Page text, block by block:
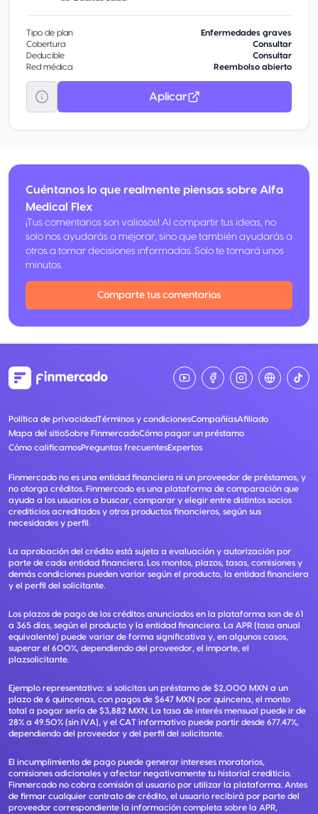
Tipo de plan
Enfermedades graves
Cobertura
Consultar
Deducible
Consultar
Red médica
Reembolso abierto
Aplicar
Cuéntanos lo que realmente piensas sobre Alfa
Medical Flex
¡Tus comentarios son valiosos! Al compartir tus ideas, no
solo nos ayudarás a mejorar, sino que también ayudarás a
otros a tomar decisiones informadas. Solo te tomará unos
minutos.
Comparte tus comentarios
Política de privacidadTérminos y condicionesCompañíasAfiliado
Mapa del sitioSobre FinmercadoCómo pagar un préstamo
Cómo calificamosPreguntas frecuentesExpertos
Finmercado no es una entidad financiera ni un proveedor de préstamos, y
no otorga créditos. Finmercado es una plataforma de comparación que
ayuda a los usuarios a buscar, comparar y elegir entre distintos socios
crediticios acreditados y otros productos financieros, según sus
necesidades y perfil.
La aprobación del crédito está sujeta a evaluación y autorización por
parte de cada entidad financiera. Los montos, plazos, tasas, comisiones y
demás condiciones pueden variar según el producto, la entidad financiera
y el perfil del solicitante.
Los plazos de pago de los créditos anunciados en la plataforma son de 61
a 365 días, según el producto y la entidad financiera. La APR (tasa anual
equivalente) puede variar de forma significativa y, en algunos casos,
superar el 600%, dependiendo del proveedor, el importe, el
plazsolicitante.
Ejemplo representativo: si solicitas un préstamo de $2,000 MXN a un
plazo de 6 quincenas, con pagos de $647 MXN por quincena, el monto
total a pagar sería de $3,882 MXN. La tasa de interés mensual puede ir de
28% a 49.50% (sin IVA), y el CAT informativo puede partir desde 677.47%,
dependiendo del proveedor y del perfil del solicitante.
El incumplimiento de pago puede generar intereses moratorios,
comisiones adicionales y afectar negativamente tu historial crediticio.
Finmercado no cobra comisión al usuario por utilizar la plataforma. Antes
de firmar cualquier contrato de crédito, el usuario recibirá por parte del
proveedor correspondiente la información completa sobre la APR,